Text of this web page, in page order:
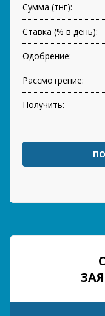
Сумма (тнг):
Ставка (% в день):
Одобрение:
Рассмотрение:
Получить: